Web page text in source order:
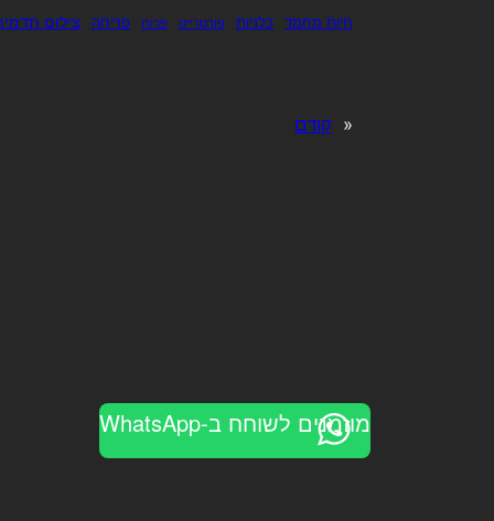
חיות מחמד
כלניות פורטרייט פרות פריחה צילום
« קודם
מוזמנים לשוחח ב-WhatsApp